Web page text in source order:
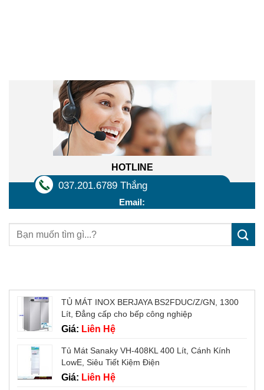
HOTLINE
037.201.6789 Thắng
Email:
TỦ MÁT INOX BERJAYA BS2FDUC/Z/GN, 1300
Lít, Đẳng cấp cho bếp công nghiệp
Giá: Liên Hệ
Tủ Mát Sanaky VH-408KL 400 Lít, Cánh Kính
LowE, Siêu Tiết Kiệm Điện
Giá: Liên Hệ